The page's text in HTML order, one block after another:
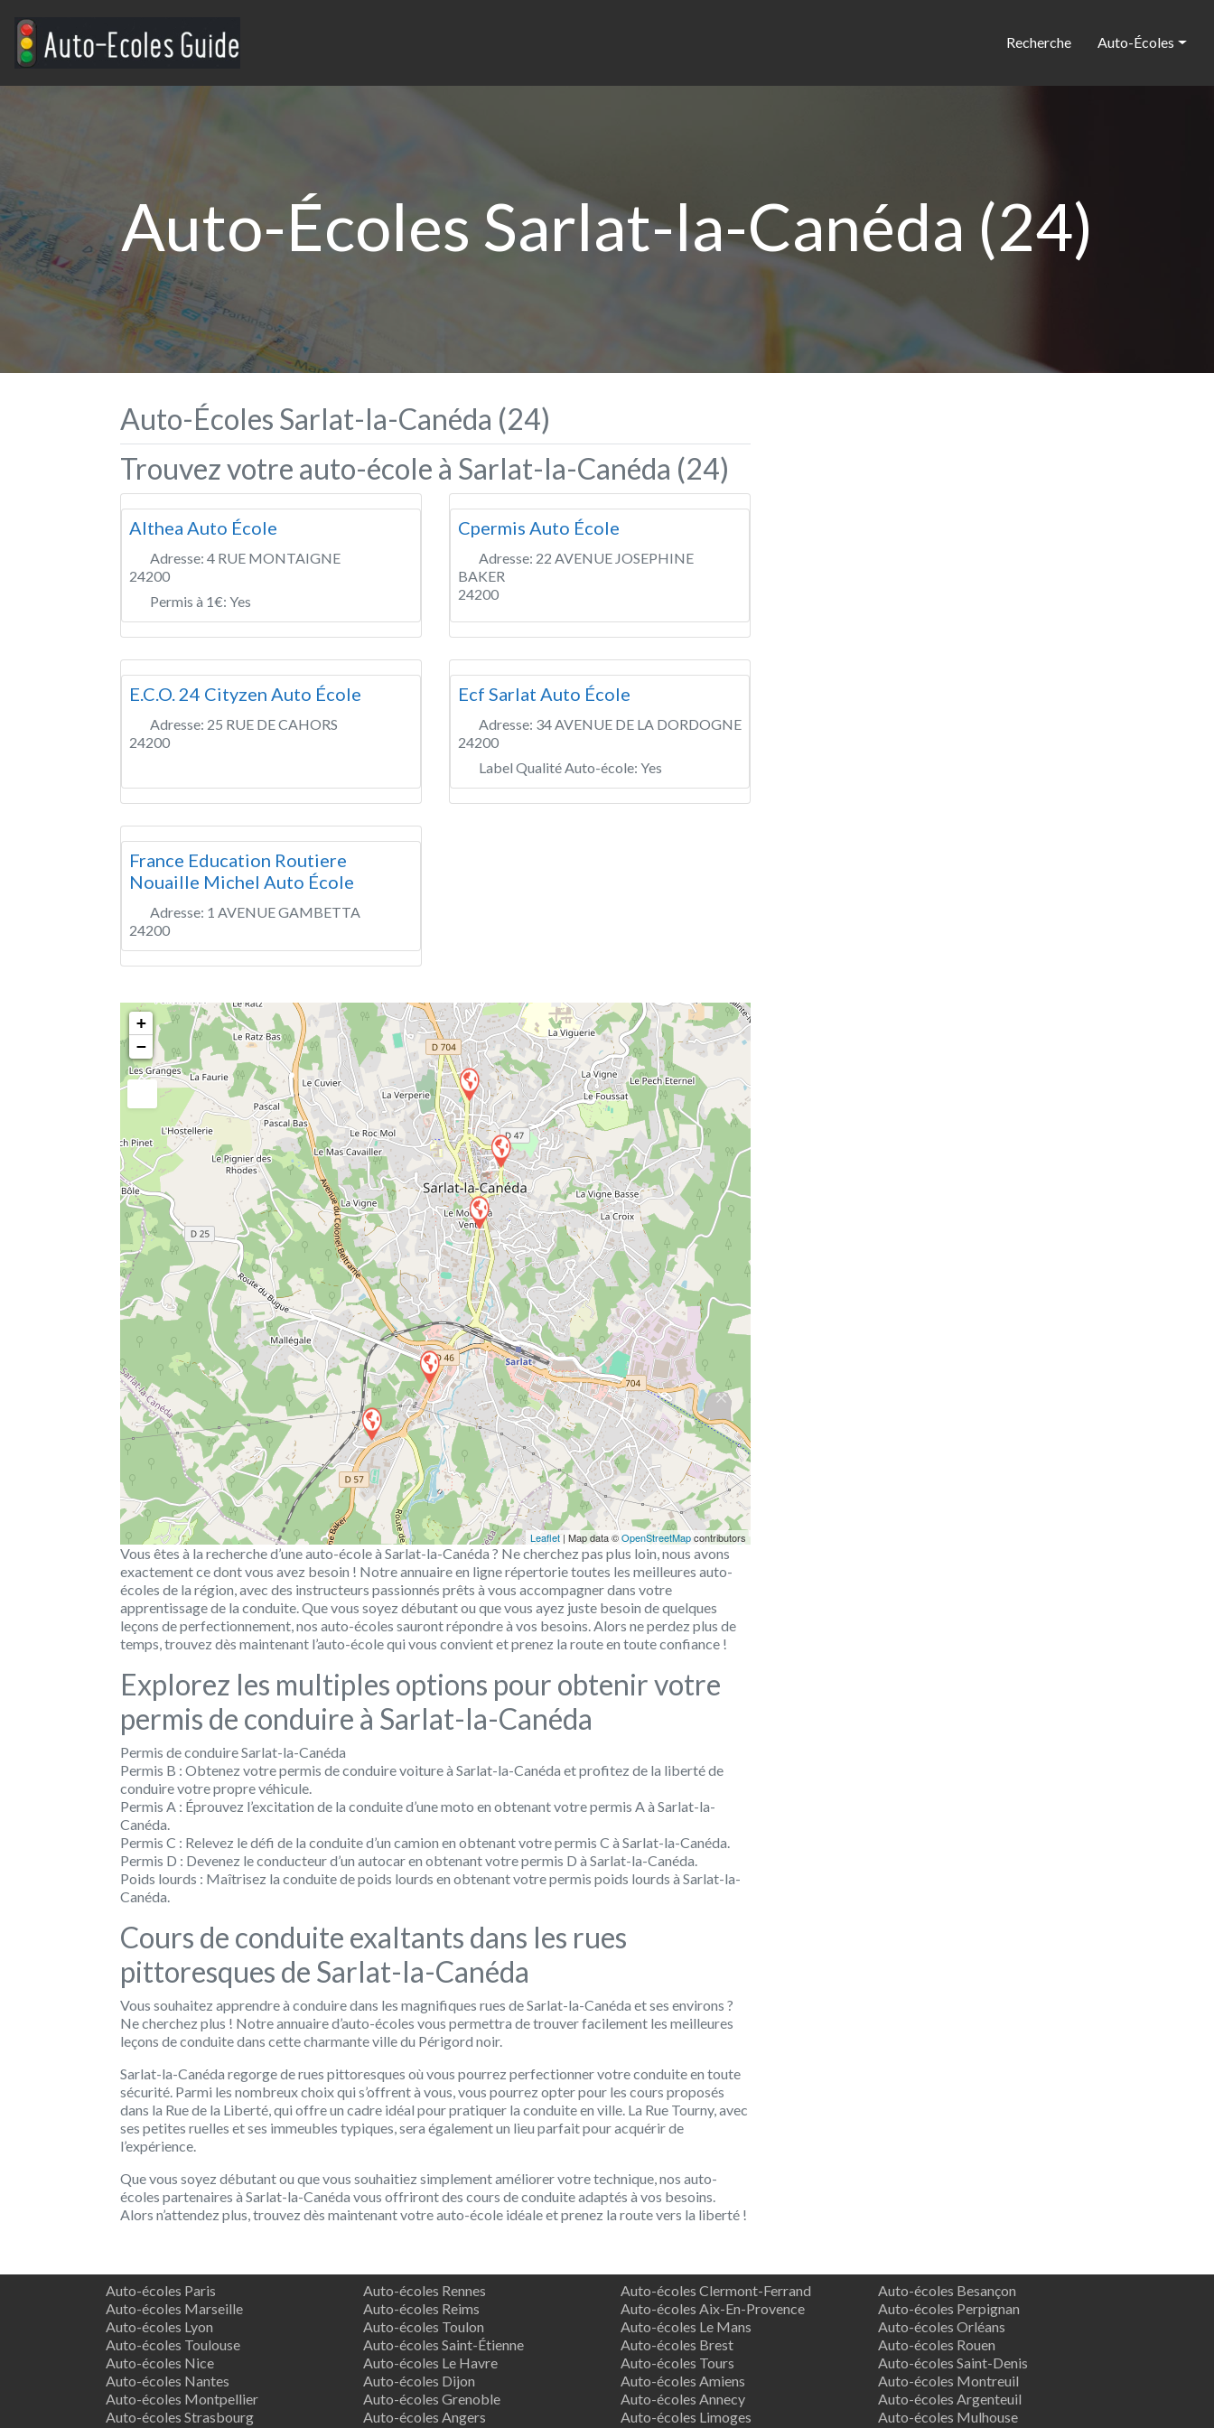
Recherche Auto-Écoles
Auto-Écoles Sarlat-la-Canéda (24)
Auto-Écoles Sarlat-la-Canéda (24)
Trouvez votre auto-école à Sarlat-la-Canéda (24)
Althea Auto École
Adresse: 4 RUE MONTAIGNE
24200
Permis à 1€: Yes
Cpermis Auto École
Adresse: 22 AVENUE JOSEPHINE
BAKER
24200
E.C.O. 24 Cityzen Auto École
Adresse: 25 RUE DE CAHORS
24200
Ecf Sarlat Auto École
Adresse: 34 AVENUE DE LA DORDOGNE
24200
Label Qualité Auto-école: Yes
France Education Routiere
Nouaille Michel Auto École
Adresse: 1 AVENUE GAMBETTA
24200
+
−
Leaflet| Map data ©OpenStreetMapcontributors
Vous êtes à la recherche d’une auto-école à Sarlat-la-Canéda ? Ne cherchez pas plus loin, nous avons
exactement ce dont vous avez besoin ! Notre annuaire en ligne répertorie toutes les meilleures auto-
écoles de la région, avec des instructeurs passionnés prêts à vous accompagner dans votre
apprentissage de la conduite. Que vous soyez débutant ou que vous ayez juste besoin de quelques
leçons de perfectionnement, nos auto-écoles sauront répondre à vos besoins. Alors ne perdez plus de
temps, trouvez dès maintenant l’auto-école qui vous convient et prenez la route en toute confiance !
Explorez les multiples options pour obtenir votre
permis de conduire à Sarlat-la-Canéda
Permis de conduire Sarlat-la-Canéda
Permis B : Obtenez votre permis de conduire voiture à Sarlat-la-Canéda et profitez de la liberté de
conduire votre propre véhicule.
Permis A : Éprouvez l’excitation de la conduite d’une moto en obtenant votre permis A à Sarlat-la-
Canéda.
Permis C : Relevez le défi de la conduite d’un camion en obtenant votre permis C à Sarlat-la-Canéda.
Permis D : Devenez le conducteur d’un autocar en obtenant votre permis D à Sarlat-la-Canéda.
Poids lourds : Maîtrisez la conduite de poids lourds en obtenant votre permis poids lourds à Sarlat-la-
Canéda.
Cours de conduite exaltants dans les rues
pittoresques de Sarlat-la-Canéda
Vous souhaitez apprendre à conduire dans les magnifiques rues de Sarlat-la-Canéda et ses environs ?
Ne cherchez plus ! Notre annuaire d’auto-écoles vous permettra de trouver facilement les meilleures
leçons de conduite dans cette charmante ville du Périgord noir.
Sarlat-la-Canéda regorge de rues pittoresques où vous pourrez perfectionner votre conduite en toute
sécurité. Parmi les nombreux choix qui s’offrent à vous, vous pourrez opter pour les cours proposés
dans la Rue de la Liberté, qui offre un cadre idéal pour pratiquer la conduite en ville. La Rue Tourny, avec
ses petites ruelles et ses immeubles typiques, sera également un lieu parfait pour acquérir de
l’expérience.
Que vous soyez débutant ou que vous souhaitiez simplement améliorer votre technique, nos auto-
écoles partenaires à Sarlat-la-Canéda vous offriront des cours de conduite adaptés à vos besoins.
Alors n’attendez plus, trouvez dès maintenant votre auto-école idéale et prenez la route vers la liberté !
Auto-écoles Paris
Auto-écoles Marseille
Auto-écoles Lyon
Auto-écoles Toulouse
Auto-écoles Nice
Auto-écoles Nantes
Auto-écoles Montpellier
Auto-écoles Strasbourg
Auto-écoles Rennes
Auto-écoles Reims
Auto-écoles Toulon
Auto-écoles Saint-Étienne
Auto-écoles Le Havre
Auto-écoles Dijon
Auto-écoles Grenoble
Auto-écoles Angers
Auto-écoles Clermont-Ferrand
Auto-écoles Aix-En-Provence
Auto-écoles Le Mans
Auto-écoles Brest
Auto-écoles Tours
Auto-écoles Amiens
Auto-écoles Annecy
Auto-écoles Limoges
Auto-écoles Besançon
Auto-écoles Perpignan
Auto-écoles Orléans
Auto-écoles Rouen
Auto-écoles Saint-Denis
Auto-écoles Montreuil
Auto-écoles Argenteuil
Auto-écoles Mulhouse